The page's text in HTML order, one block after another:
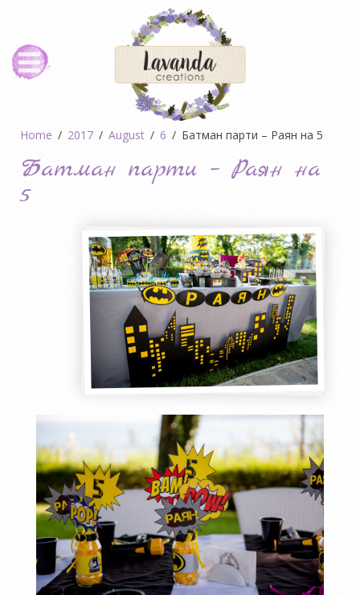
Home 2017 August 6 Батман парти – Раян на 5
Батман парти – Раян на
5